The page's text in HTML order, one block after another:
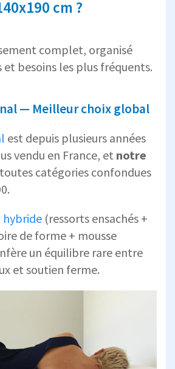
cm ?
complet, organisé
besoins les plus fréquents.
— Meilleur choix global
est depuis plusieurs années
vendu en France, et notre
toutes catégories confondues
(ressorts ensachés +
de forme + mousse
un équilibre rare entre
et soutien ferme.